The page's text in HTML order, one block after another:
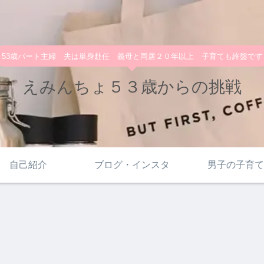
53歳パート主婦 夫は単身赴任 義母と同居２０年以上 子育ても終盤です
えみんちょ５３歳からの挑戦
自己紹介 ブログ・インスタ 男子の子育て